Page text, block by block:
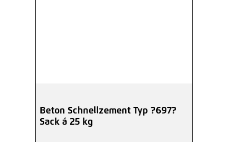
Beton Schnellzement Typ ?697?
Sack á 25 kg